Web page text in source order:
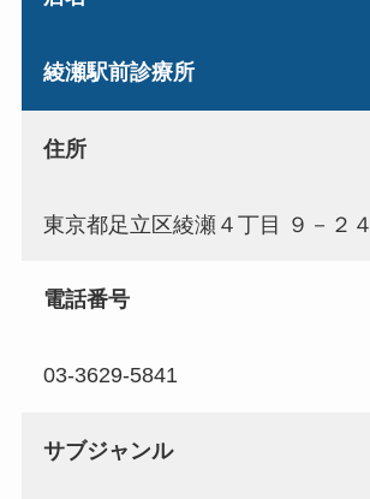
綾瀬駅前診療所
住所
東京都足立区綾瀬４丁目 ９－２４
電話番号
03-3629-5841
サブジャンル